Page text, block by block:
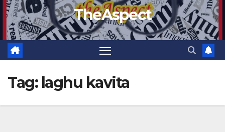
TheAspect
Tag: laghu kavita